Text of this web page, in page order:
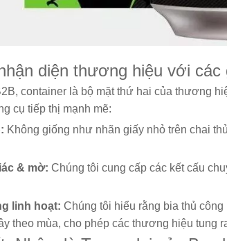
diện thương hiệu với các
container là bộ mặt thứ hai của thương
cụ tiếp thị mạnh mẽ:
Không giống như nhãn giấy nhỏ trên chai
& mờ: Chúng tôi cung cấp các kết cấu
linh hoạt: Chúng tôi hiểu rằng bia thủ
theo mùa, cho phép các thương hiệu